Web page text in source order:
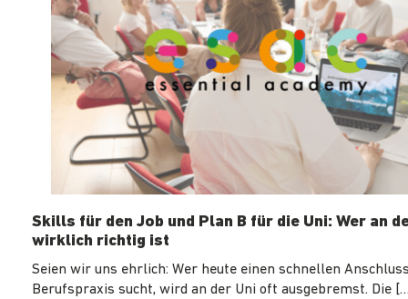
Skills für den Job und Plan B für die Uni: Wer an
wirklich richtig ist
Seien wir uns ehrlich: Wer heute einen schnellen
Berufspraxis sucht, wird an der Uni oft ausgebremst. Die